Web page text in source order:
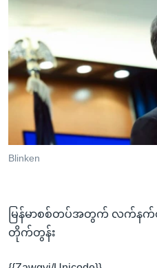
ကြည့်
ပင်မ
အ
ညွန်း
စာမျက်နှာ
ကျော်
ကြည့်
ရန်
နေရာ
မကြေးမုံရဲ့ အင်္ဂလိပ်စာ
ရုပ်ရှင်ထဲက အင်္ဂလိပ်စာ
သုတပဒေသာ အင်္ဂလိပ်စာ
တီဗွီ
ရေဒီယိုနှင့်ရုပ်သံ အချက်အလက်
ရေဒီယို/တီဗွီအစီအစဉ်
Learning English
ဗွီအိုအေ လူမှုကွန်ယက်များ
Blinken
မြန်မာစစ်တပ်အတွက် လက်နက်
တိုက်တွန်း